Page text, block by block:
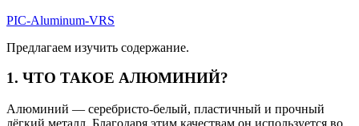
PIC-Aluminum-VRS
Предлагаем изучить содержание.
1. ЧТО ТАКОЕ АЛЮМИНИЙ?
Алюминий — серебристо-белый, пластичный и прочный